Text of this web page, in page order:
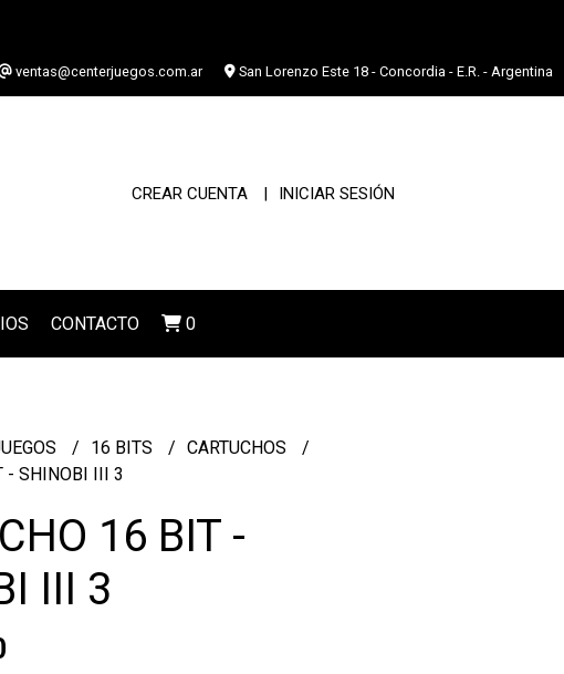
ventas@centerjuegos.com.ar San Lorenzo Este 18 - Concordia - E.R. - Argentina
CREAR CUENTA INICIAR SESIÓN
CONTACTO 0
16 BITS
CARTUCHOS
- SHINOBI III 3
16 BIT -
III 3